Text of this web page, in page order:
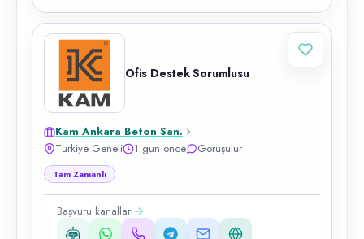
Ofis Destek Sorumlusu
Kam Ankara Beton San.
Türkiye Geneli
1 gün önce Görüşülür
Tam Zamanlı
Başvuru kanalları